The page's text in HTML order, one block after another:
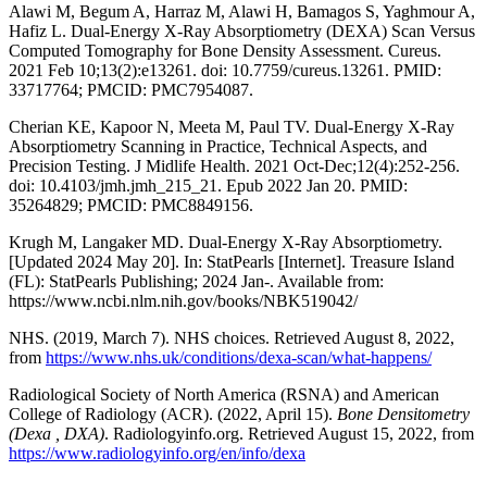
Alawi M, Begum A, Harraz M, Alawi H, Bamagos S, Yaghmour A,
Hafiz L. Dual-Energy X-Ray Absorptiometry (DEXA) Scan Versus
Computed Tomography for Bone Density Assessment. Cureus.
2021 Feb 10;13(2):e13261. doi: 10.7759/cureus.13261. PMID:
33717764; PMCID: PMC7954087.
Cherian KE, Kapoor N, Meeta M, Paul TV. Dual-Energy X-Ray
Absorptiometry Scanning in Practice, Technical Aspects, and
Precision Testing. J Midlife Health. 2021 Oct-Dec;12(4):252-256.
doi: 10.4103/jmh.jmh_215_21. Epub 2022 Jan 20. PMID:
35264829; PMCID: PMC8849156.
Krugh M, Langaker MD. Dual-Energy X-Ray Absorptiometry.
[Updated 2024 May 20]. In: StatPearls [Internet]. Treasure Island
(FL): StatPearls Publishing; 2024 Jan-. Available from:
https://www.ncbi.nlm.nih.gov/books/NBK519042/
NHS. (2019, March 7). NHS choices. Retrieved August 8, 2022,
from https://www.nhs.uk/conditions/dexa-scan/what-happens/
Radiological Society of North America (RSNA) and American
College of Radiology (ACR). (2022, April 15). Bone Densitometry
(Dexa , DXA). Radiologyinfo.org. Retrieved August 15, 2022, from
https://www.radiologyinfo.org/en/info/dexa